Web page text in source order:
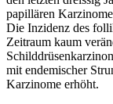
papillären
Die Inzidenz des
Zeitraum kaum
mit endemischer
Karzinome erhöht.